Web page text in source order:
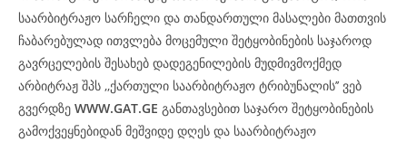
საარბიტრაჟო სარჩელი და თანდართული მასალები მათთვის
ჩაბარებულად ითვლება მოცემული შეტყობინების საჯაროდ
გავრცელების შესახებ დადეგენილების მუდმივმოქმედ
არბიტრაჟ შპს ,,ქართული საარბიტრაჟო ტრიბუნალის’’ ვებ
გვერდზე WWW.GAT.GE განთავსებით საჯარო შეტყობინების
გამოქვეყნებიდან მეშვიდე დღეს და საარბიტრაჟო